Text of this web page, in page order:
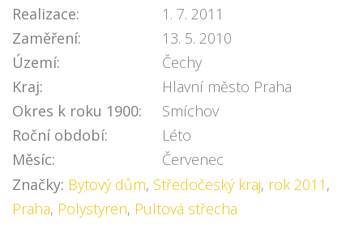
Realizace:
1. 7. 2011
Zaměření:
13. 5. 2010
Území:
Čechy
Kraj:
Hlavní město Praha
Okres k roku 1900:
Smíchov
Roční období:
Léto
Měsíc:
Červenec
Značky: Bytový dům, Středočeský kraj, rok 2011 ,
Praha, Polystyren, Pultová střecha